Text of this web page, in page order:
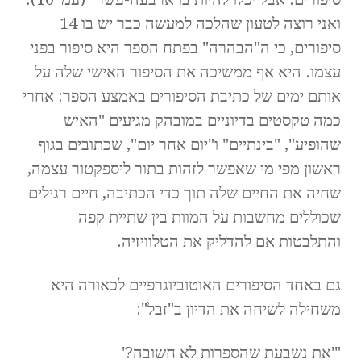
ואני רוצה לטעון שהלכה למעשה כבר יש בו 14
סיפורים, כי ה"הבהרה" בפתח הספר היא סיפור בפני
עצמו. היא אף ממשיכה את הסיפור האישי שלה על
אותם ימים של כתיבת הסיפורים באמצע הספר: אחרי
כמה טקסטים בדיוניים במובהק מגיעים "האיש
שהופיע", "בינתיים" ו"יום אחר יום", שכתובים בגוף
ראשון מפי מי שאפשר לזהות בתור ליספקטור עצמה,
שחיה את החיים שלה תוך כדי הכתיבה, חיים רגילים
שכוללים מחשבות על המוות בין שתיית קפה
והתלבטות אם להדליק את הטלוויזיה.
גם באחד הסיפורים האוטוביוגרפיים לכאורה היא
משחילה לשיחה את הדיון ב"זבל":
"'את נשבעת שהספרות לא חשובה?'